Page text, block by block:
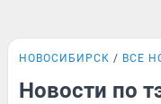
НОВОСИБИРСК ВСЕ
Новости по